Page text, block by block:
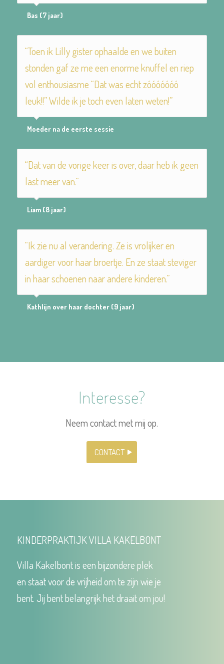
Bas (7 jaar)
“Toen ik Lilly gister ophaalde en we buiten
stonden gaf ze me een enorme knuffel en riep
vol enthousiasme “Dat was echt zóóóóóóó
leuk!!” Wilde ik je toch even laten weten!”
Moeder na de eerste sessie
“Dat van de vorige keer is over, daar heb ik geen
last meer van.”
Liam (8 jaar)
“Ik zie nu al verandering. Ze is vrolijker en
aardiger voor haar broertje. En ze staat steviger
in haar schoenen naar andere kinderen.”
Kathlijn over haar dochter (9 jaar)
Interesse?
Neem contact met mij op.
CONTACT
KINDERPRAKTIJK VILLA KAKELBONT
Villa Kakelbont is een bijzondere plek
en staat voor de vrijheid om te zijn wie je
bent. Jij bent belangrijk het draait om jou!